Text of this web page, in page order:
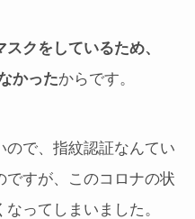
クをしているため、
かったからです。
ので、指紋認証なんてい
ですが、このコロナの状
ってしまいました。